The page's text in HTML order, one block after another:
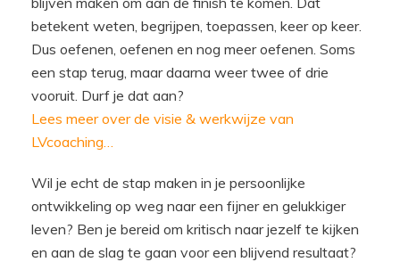
betekent weten, begrijpen, toepassen, keer op keer.
Dus oefenen, oefenen en nog meer oefenen. Soms
een stap terug, maar daarna weer twee of drie
vooruit. Durf je dat aan?
Lees meer over de visie & werkwijze van
LVcoaching…
Wil je echt de stap maken in je persoonlijke
ontwikkeling op weg naar een fijner en gelukkiger
leven? Ben je bereid om kritisch naar jezelf te kijken
en aan de slag te gaan voor een blijvend resultaat?